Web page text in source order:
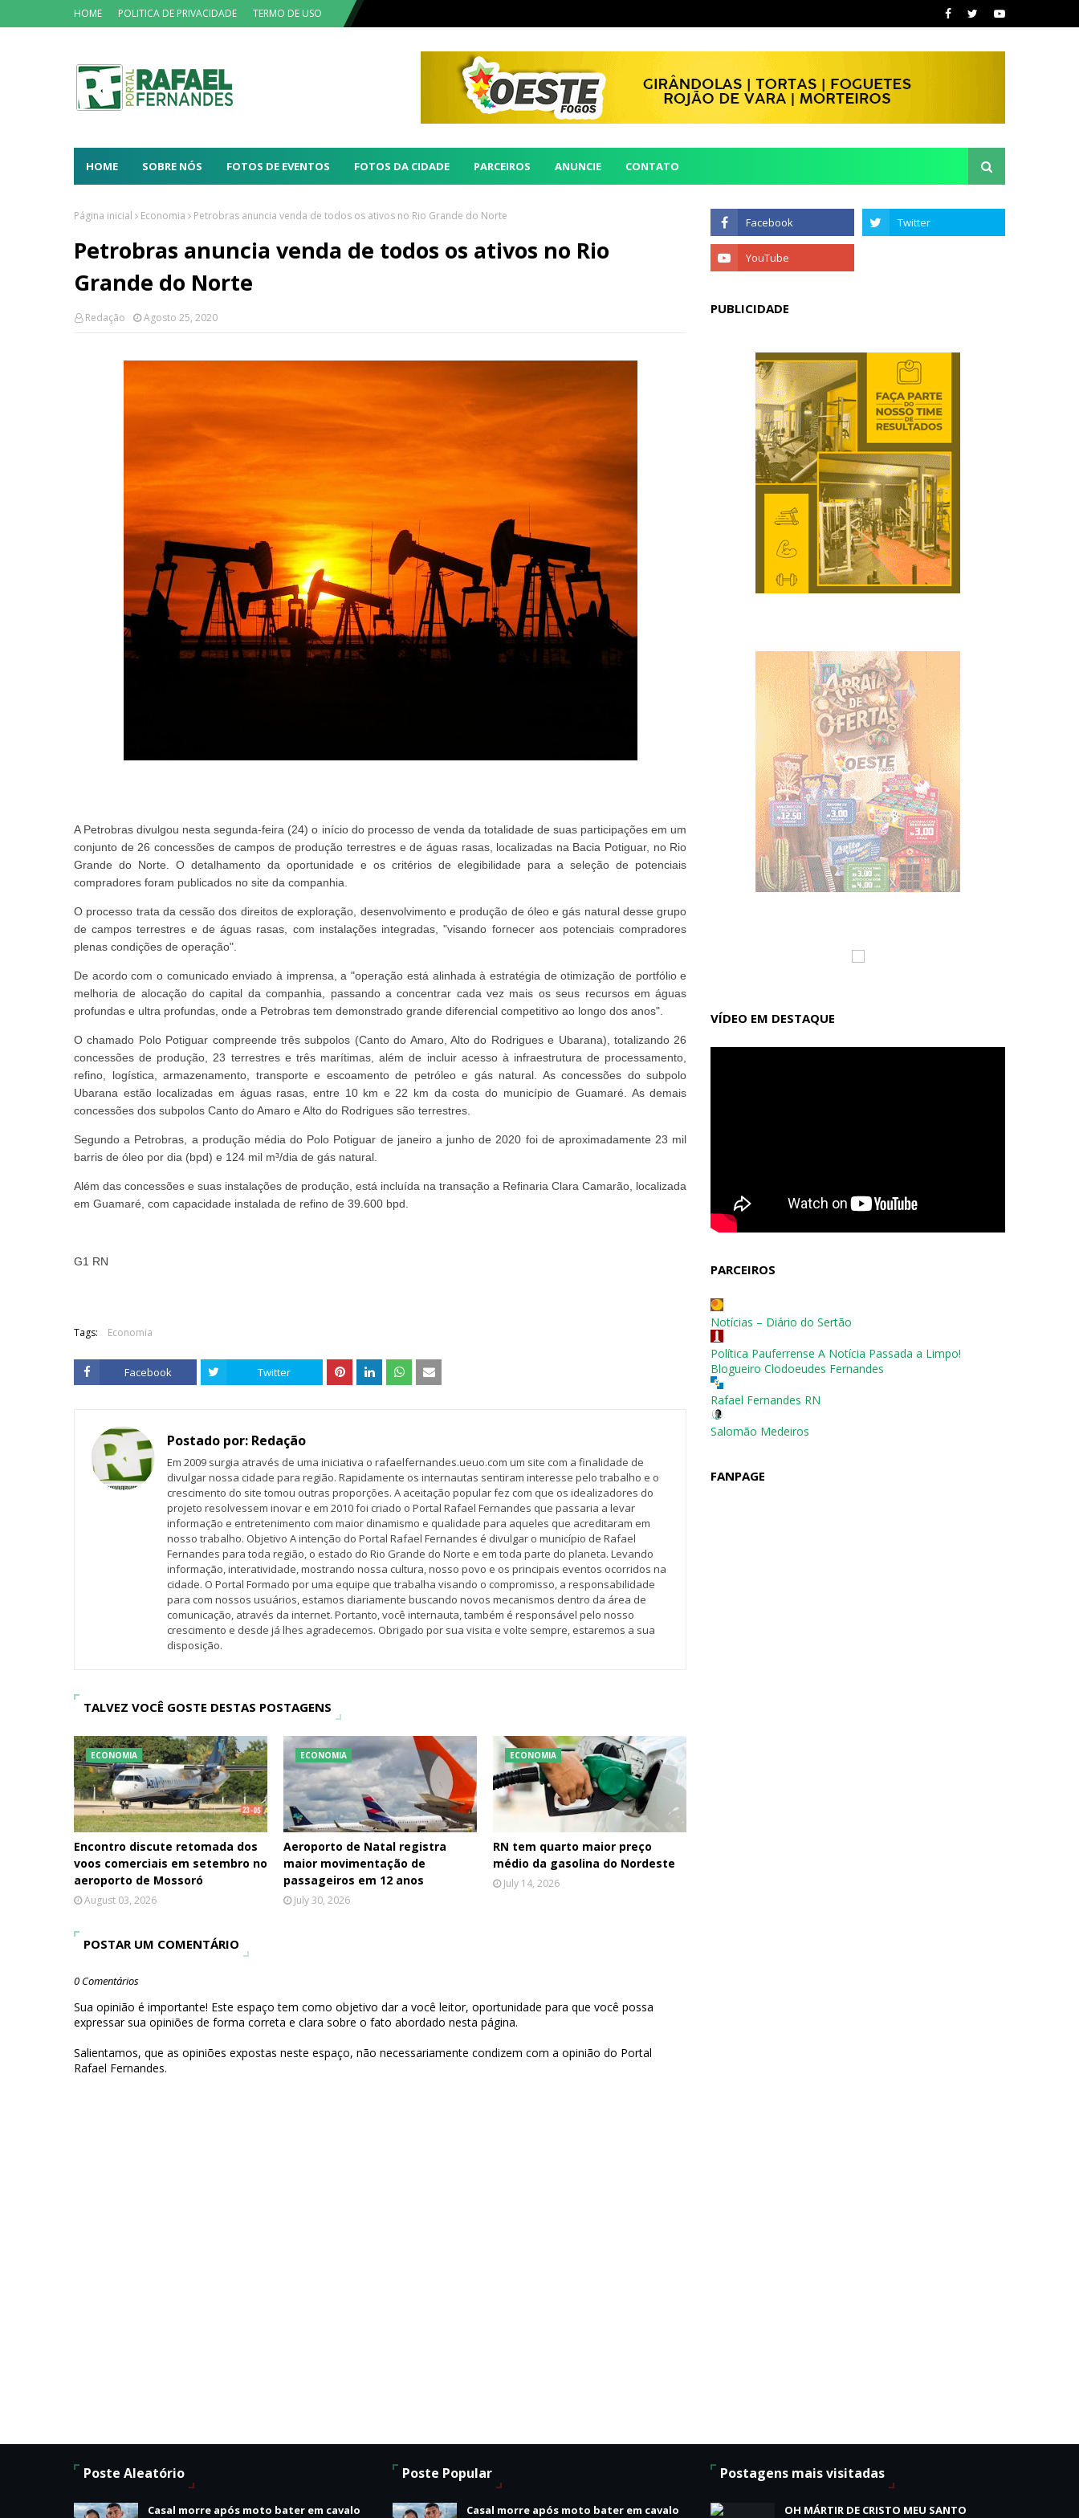
HOME POLITICA DE PRIVACIDADE TERMO DE USO
HOME SOBRE NÓS FOTOS DE EVENTOS FOTOS DA CIDADE PARCEIROS ANUNCIE CONTATO
Página inicial Economia Petrobras anuncia venda de todos os ativos no Rio Grande do Norte
Petrobras anuncia venda de todos os ativos no Rio
Grande do Norte
Redação Agosto 25, 2020
A Petrobras divulgou nesta segunda-feira (24) o início do processo de venda da totalidade de suas participações em um
conjunto de 26 concessões de campos de produção terrestres e de águas rasas, localizadas na Bacia Potiguar, no Rio
Grande do Norte. O detalhamento da oportunidade e os critérios de elegibilidade para a seleção de potenciais
compradores foram publicados no site da companhia.
O processo trata da cessão dos direitos de exploração, desenvolvimento e produção de óleo e gás natural desse grupo
de campos terrestres e de águas rasas, com instalações integradas, "visando fornecer aos potenciais compradores
plenas condições de operação".
De acordo com o comunicado enviado à imprensa, a "operação está alinhada à estratégia de otimização de portfólio e
melhoria de alocação do capital da companhia, passando a concentrar cada vez mais os seus recursos em águas
profundas e ultra profundas, onde a Petrobras tem demonstrado grande diferencial competitivo ao longo dos anos".
O chamado Polo Potiguar compreende três subpolos (Canto do Amaro, Alto do Rodrigues e Ubarana), totalizando 26
concessões de produção, 23 terrestres e três marítimas, além de incluir acesso à infraestrutura de processamento,
refino, logística, armazenamento, transporte e escoamento de petróleo e gás natural. As concessões do subpolo
Ubarana estão localizadas em águas rasas, entre 10 km e 22 km da costa do município de Guamaré. As demais
concessões dos subpolos Canto do Amaro e Alto do Rodrigues são terrestres.
Segundo a Petrobras, a produção média do Polo Potiguar de janeiro a junho de 2020 foi de aproximadamente 23 mil
barris de óleo por dia (bpd) e 124 mil m³/dia de gás natural.
Além das concessões e suas instalações de produção, está incluída na transação a Refinaria Clara Camarão, localizada
em Guamaré, com capacidade instalada de refino de 39.600 bpd.
G1 RN
Tags: Economia
Facebook Twitter
Postado por: Redação
Em 2009 surgia através de uma iniciativa o rafaelfernandes.ueuo.com um site com a finalidade de
divulgar nossa cidade para região. Rapidamente os internautas sentiram interesse pelo trabalho e o
crescimento do site tomou outras proporções. A aceitação popular fez com que os idealizadores do
projeto resolvessem inovar e em 2010 foi criado o Portal Rafael Fernandes que passaria a levar
informação e entretenimento com maior dinamismo e qualidade para aqueles que acreditaram em
nosso trabalho. Objetivo A intenção do Portal Rafael Fernandes é divulgar o município de Rafael
Fernandes para toda região, o estado do Rio Grande do Norte e em toda parte do planeta. Levando
informação, interatividade, mostrando nossa cultura, nosso povo e os principais eventos ocorridos na
cidade. O Portal Formado por uma equipe que trabalha visando o compromisso, a responsabilidade
para com nossos usuários, estamos diariamente buscando novos mecanismos dentro da área de
comunicação, através da internet. Portanto, você internauta, também é responsável pelo nosso
crescimento e desde já lhes agradecemos. Obrigado por sua visita e volte sempre, estaremos a sua
disposição.
TALVEZ VOCÊ GOSTE DESTAS POSTAGENS
ECONOMIA
Encontro discute retomada dos
voos comerciais em setembro no
aeroporto de Mossoró
August 03, 2026
ECONOMIA
Aeroporto de Natal registra
maior movimentação de
passageiros em 12 anos
July 30, 2026
ECONOMIA
RN tem quarto maior preço
médio da gasolina do Nordeste
July 14, 2026
POSTAR UM COMENTÁRIO
0 Comentários
Sua opinião é importante! Este espaço tem como objetivo dar a você leitor, oportunidade para que você possa
expressar sua opiniões de forma correta e clara sobre o fato abordado nesta página.
Salientamos, que as opiniões expostas neste espaço, não necessariamente condizem com a opinião do Portal
Rafael Fernandes.
PUBLICIDADE
VÍDEO EM DESTAQUE
PARCEIROS
Notícias – Diário do Sertão
Política Pauferrense A Notícia Passada a Limpo!
Blogueiro Clodoeudes Fernandes
Rafael Fernandes RN
Salomão Medeiros
FANPAGE
Poste Aleatório
Casal morre após moto bater em cavalo
Poste Popular
Casal morre após moto bater em cavalo
Postagens mais visitadas
OH MÁRTIR DE CRISTO MEU SANTO